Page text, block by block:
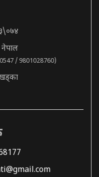
/ 9801028760)